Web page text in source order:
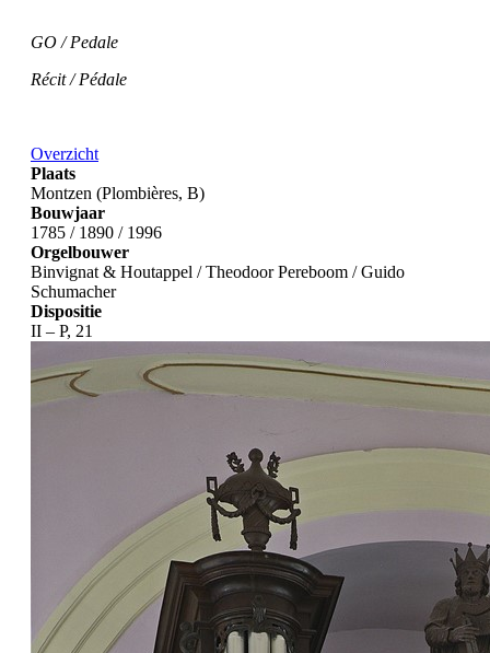
GO / Pedale
Récit / Pédale
Overzicht
Plaats
Montzen (Plombières, B)
Bouwjaar
1785 / 1890 / 1996
Orgelbouwer
Binvignat & Houtappel / Theodoor Pereboom / Guido
Schumacher
Dispositie
II – P, 21